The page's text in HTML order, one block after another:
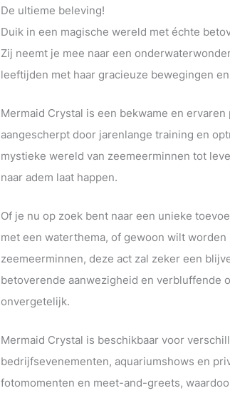
De ultieme beleving!
Duik in een magische wereld met échte
Zij neemt je mee naar een
leeftijden met haar gracieuze bewegingen
Mermaid Crystal is een bekwame en
aangescherpt door jarenlange training en
mystieke wereld van zeemeerminnen tot
naar adem laat happen.
Of je nu op zoek bent naar een unieke
met een waterthema, of gewoon wilt
zeemeerminnen, deze act zal zeker een
betoverende aanwezigheid en verbluffende
onvergetelijk.
Mermaid Crystal is beschikbaar voor
bedrijfsevenementen, aquariumshows en
fotomomenten en meet-and-greets,